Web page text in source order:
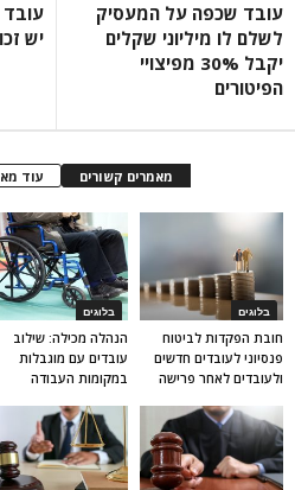
עובד שכפה על המעסיק
לשלם לו מיליוני שקלים
יקבל 30% מפיצויי
הפיטורים
יש
מאמרים קשורים עוד
בלוגים
הנהלה מכילה: שילוב
עובדים עם מוגבלות
במקומות העבודה
בלוגים
חובת הפקדות לביטוח
פנסיוני לעובדים חדשים
ולעובדים לאחר פרישה